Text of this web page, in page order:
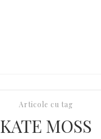
Articole cu tag
KATE MOSS